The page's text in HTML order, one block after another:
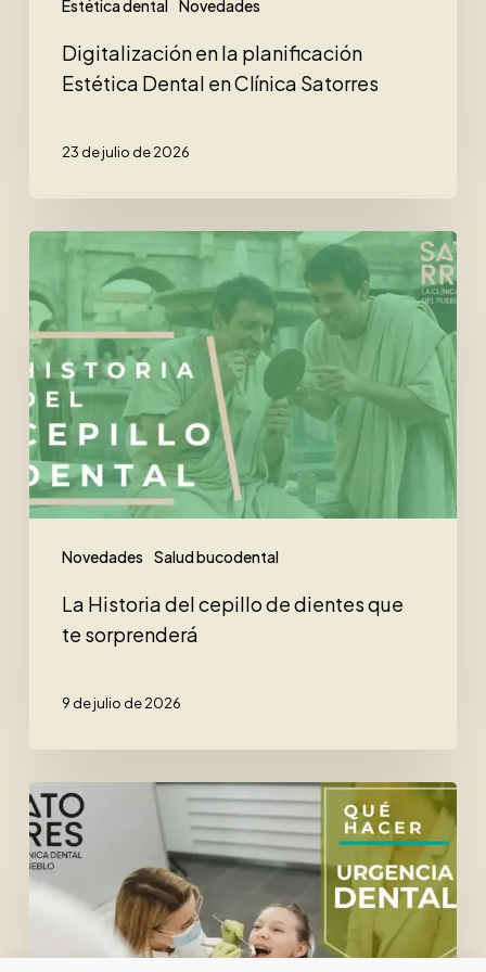
Estética dental Novedades
Digitalización en la planificación
Estética Dental en Clínica Satorres
23 de julio de 2026
Novedades Salud bucodental
Historia
del
cepillo
de
dientes
que
te
sorprenderá
La Historia del cepillo de dientes que
te sorprenderá
9 de julio de 2026
Urgencias
Dentales
en
Verano.
lo